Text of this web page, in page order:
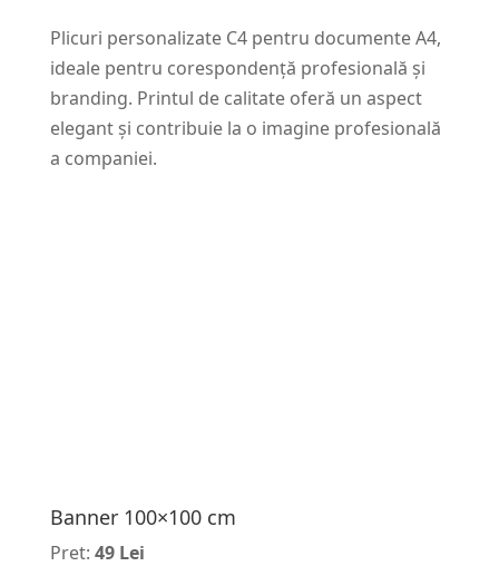
Plicuri personalizate C4 pentru documente A4,
ideale pentru corespondență profesională și
branding. Printul de calitate oferă un aspect
elegant și contribuie la o imagine profesională
a companiei.
Banner 100×100 cm
Pret: 49 Lei